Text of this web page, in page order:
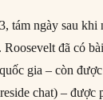
tám ngày sau khi
đã có
gia – còn
chat) – được